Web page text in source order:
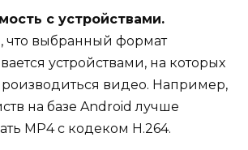
с устройствами.
что выбранный формат
устройствами, на которых
видео. Например,
на базе Android лучше
MP4 с кодеком H.264.